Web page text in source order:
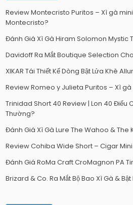
Review Montecristo Puritos – Xì gà
Montecristo?
Đánh Giá Xì Gà Hiram Solomon Mystic
Davidoff Ra Mắt Boutique Selection
XIKAR Tái Thiết Kế Dòng Bật Lửa Khè
Review Romeo y Julieta Puritos – Xì gà
Trinidad Short 40 Review | Lon 40 Điếu
Thường?
Đánh Giá Xì Gà Lure The Wahoo & The
Review Cohiba Wide Short – Cigar
Đánh Giá RoMa Craft CroMagnon PA
Brizard & Co. Ra Mắt Bộ Bao Xì Gà &